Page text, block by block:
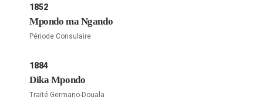
1852
Mpondo ma Ngando
Période Consulaire
1884
Dika Mpondo
Traité Germano-Douala